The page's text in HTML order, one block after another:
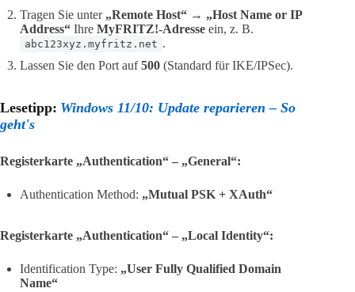
Tragen Sie unter „Remote Host“ → „Host Name or IP
Address“ Ihre MyFRITZ!-Adresse ein, z. B.
abc123xyz.myfritz.net .
Lassen Sie den Port auf500 (Standard für IKE/IPSec).
Lesetipp: Windows 11/10: Update reparieren – So
geht's
Registerkarte „Authentication“ – „General“:
Authentication Method: „Mutual PSK + XAuth“
Registerkarte „Authentication“ – „Local Identity“:
Identification Type: „User Fully Qualified Domain
Name“